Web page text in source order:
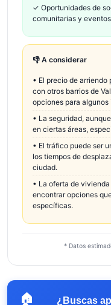
✓ Oportunidades de
comunitarias y
👎 A considerar
• El precio de
con otros barrios de
opciones para algunos
• La seguridad,
en ciertas áreas,
• El tráfico puede ser
los tiempos de
ciudad.
• La oferta de
encontrar opciones
específicas.
* Datos
🏠 ¿Buscas